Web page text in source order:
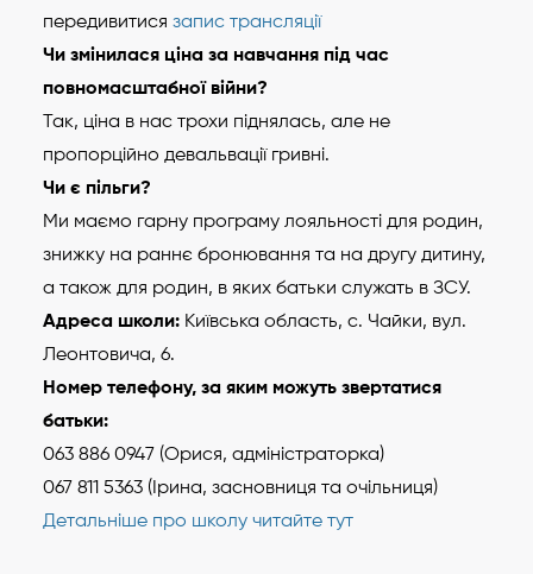
передивитися запис трансляції
Чи змінилася ціна за навчання під час
повномасштабної війни?
Так, ціна в нас трохи піднялась, але не
пропорційно девальвації гривні.
Чи є пільги?
Ми маємо гарну програму лояльності для родин,
знижку на раннє бронювання та на другу дитину,
а також для родин, в яких батьки служать в ЗСУ.
Адреса школи: Київська область, с. Чайки, вул.
Леонтовича, 6.
Номер телефону, за яким можуть звертатися
батьки:
063 886 0947 (Орися, адміністраторка)
067 811 5363 (Ірина, засновниця та очільниця)
Детальніше про школу читайте тут